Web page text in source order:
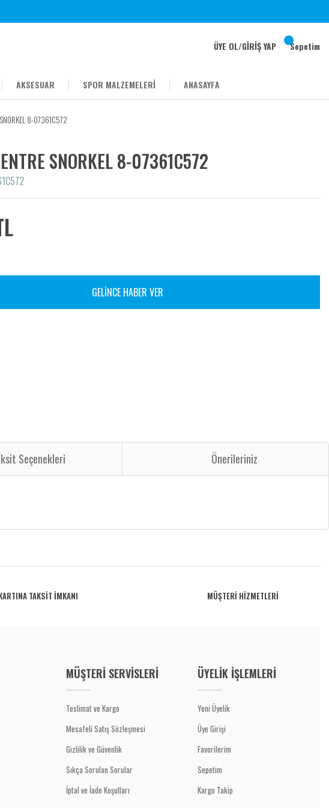
ÜYE OL/GİRİŞ YAP Sepetim
AKSESUAR SPOR MALZEMELERİ ANASAYFA
SNORKEL 8-07361C572
SNORKEL 8-07361C572
GELİNCE HABER VER
Seçenekleri Önerileriniz
TAKSİT İMKANI MÜŞTERİ HİZMETLERİ
MÜŞTERİ SERVİSLERİ
Teslimat ve Kargo
Mesafeli Satış Sözleşmesi
Gizlilik ve Güvenlik
Sıkça Sorulan Sorular
İptal ve İade Koşulları
ÜYELİK İŞLEMLERİ
Yeni Üyelik
Üye Girişi
Favorilerim
Sepetim
Kargo Takip